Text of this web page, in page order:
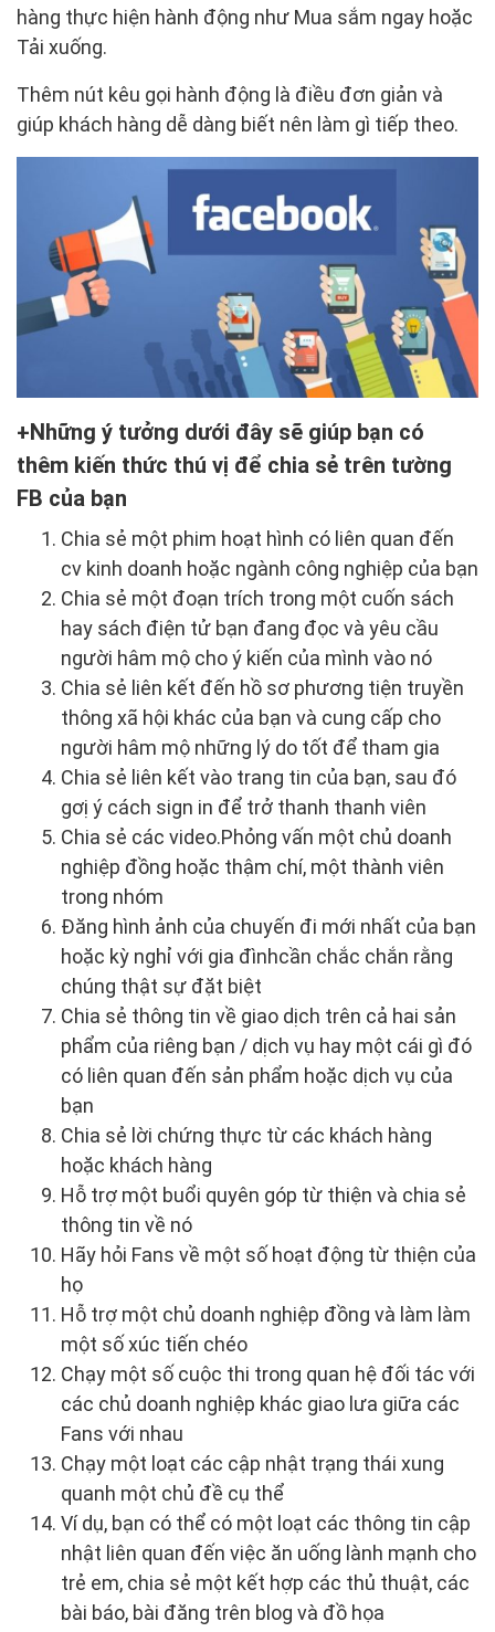
hàng thực hiện hành động như Mua sắm ngay hoặc
Tải xuống.
Thêm nút kêu gọi hành động là điều đơn giản và
giúp khách hàng dễ dàng biết nên làm gì tiếp theo.
Những ý tưởng dưới đây sẽ giúp bạn có
thêm kiến thức thú vị để chia sẻ trên tường
FB của bạn
Chia sẻ một phim hoạt hình có liên quan đến
cv kinh doanh hoặc ngành công nghiệp của bạn
Chia sẻ một đoạn trích trong một cuốn sách
hay sách điện tử bạn đang đọc và yêu cầu
người hâm mộ cho ý kiến của mình vào nó
Chia sẻ liên kết đến hồ sơ phương tiện truyền
thông xã hội khác của bạn và cung cấp cho
người hâm mộ những lý do tốt để tham gia
Chia sẻ liên kết vào trang tin của bạn, sau đó
gơị ý cách sign in để trở thanh thanh viên
Chia sẻ các video.Phỏng vấn một chủ doanh
nghiệp đồng hoặc thậm chí, một thành viên
trong nhóm
Đăng hình ảnh của chuyến đi mới nhất của bạn
hoặc kỳ nghỉ với gia đìnhcần chắc chắn rằng
chúng thật sự đặt biệt
Chia sẻ thông tin về giao dịch trên cả hai sản
phẩm của riêng bạn / dịch vụ hay một cái gì đó
có liên quan đến sản phẩm hoặc dịch vụ của
bạn
Chia sẻ lời chứng thực từ các khách hàng
hoặc khách hàng
Hỗ trợ một buổi quyên góp từ thiện và chia sẻ
thông tin về nó
Hãy hỏi Fans về một số hoạt động từ thiện của
họ
Hỗ trợ một chủ doanh nghiệp đồng và làm làm
một số xúc tiến chéo
Chạy một số cuộc thi trong quan hệ đối tác với
các chủ doanh nghiệp khác giao lưa giữa các
Fans với nhau
Chạy một loạt các cập nhật trạng thái xung
quanh một chủ đề cụ thể
Ví dụ, bạn có thể có một loạt các thông tin cập
nhật liên quan đến việc ăn uống lành mạnh cho
trẻ em, chia sẻ một kết hợp các thủ thuật, các
bài báo, bài đăng trên blog và đồ họa